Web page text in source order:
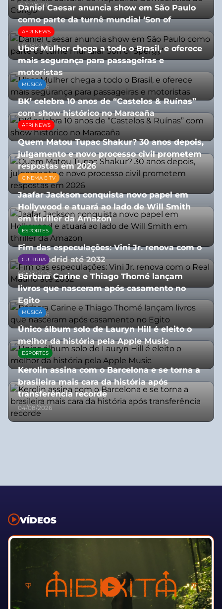
10/07/2026
Daniel Caesar anuncia show em São Paulo
como parte da turnê mundial ‘Son of
Spergy’
05/08/2026
AFRI NEWS
Uber Mulher chega a todo o Brasil, e oferece
mais segurança para passageiras e
motoristas
10/07/2026
MÚSICA
BK’ celebra 10 anos de “Castelos & Ruínas”
com show histórico no Maracaña
06/08/2026
AFRI NEWS
Quem Matou Tupac Shakur? 30 anos depois,
julgamento e novo processo civil prometem
respostas em 2026
05/08/2026
CINEMA E TV
Jaafar Jackson conquista novo papel em
Hollywood e atuará ao lado de Will Smith
em thriller da Amazon
06/08/2026
ESPORTES
Fim das especulações: Vini Jr. renova com o
Real Madrid até 2032
06/08/2026
CULTURA
Bárbara Carine e Thiago Thomé lançam
livros que nasceram após casamento no
Egito
10/07/2026
MÚSICA
Único álbum solo de Lauryn Hill é eleito o
melhor da história pela Apple Music
06/08/2026
ESPORTES
Kerolin assina com o Barcelona e se torna a
brasileira mais cara da história após
transferência recorde
04/08/2026
VÍDEOS